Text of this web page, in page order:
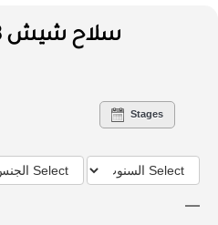
سلاح شيش 2018 -2019
Stages